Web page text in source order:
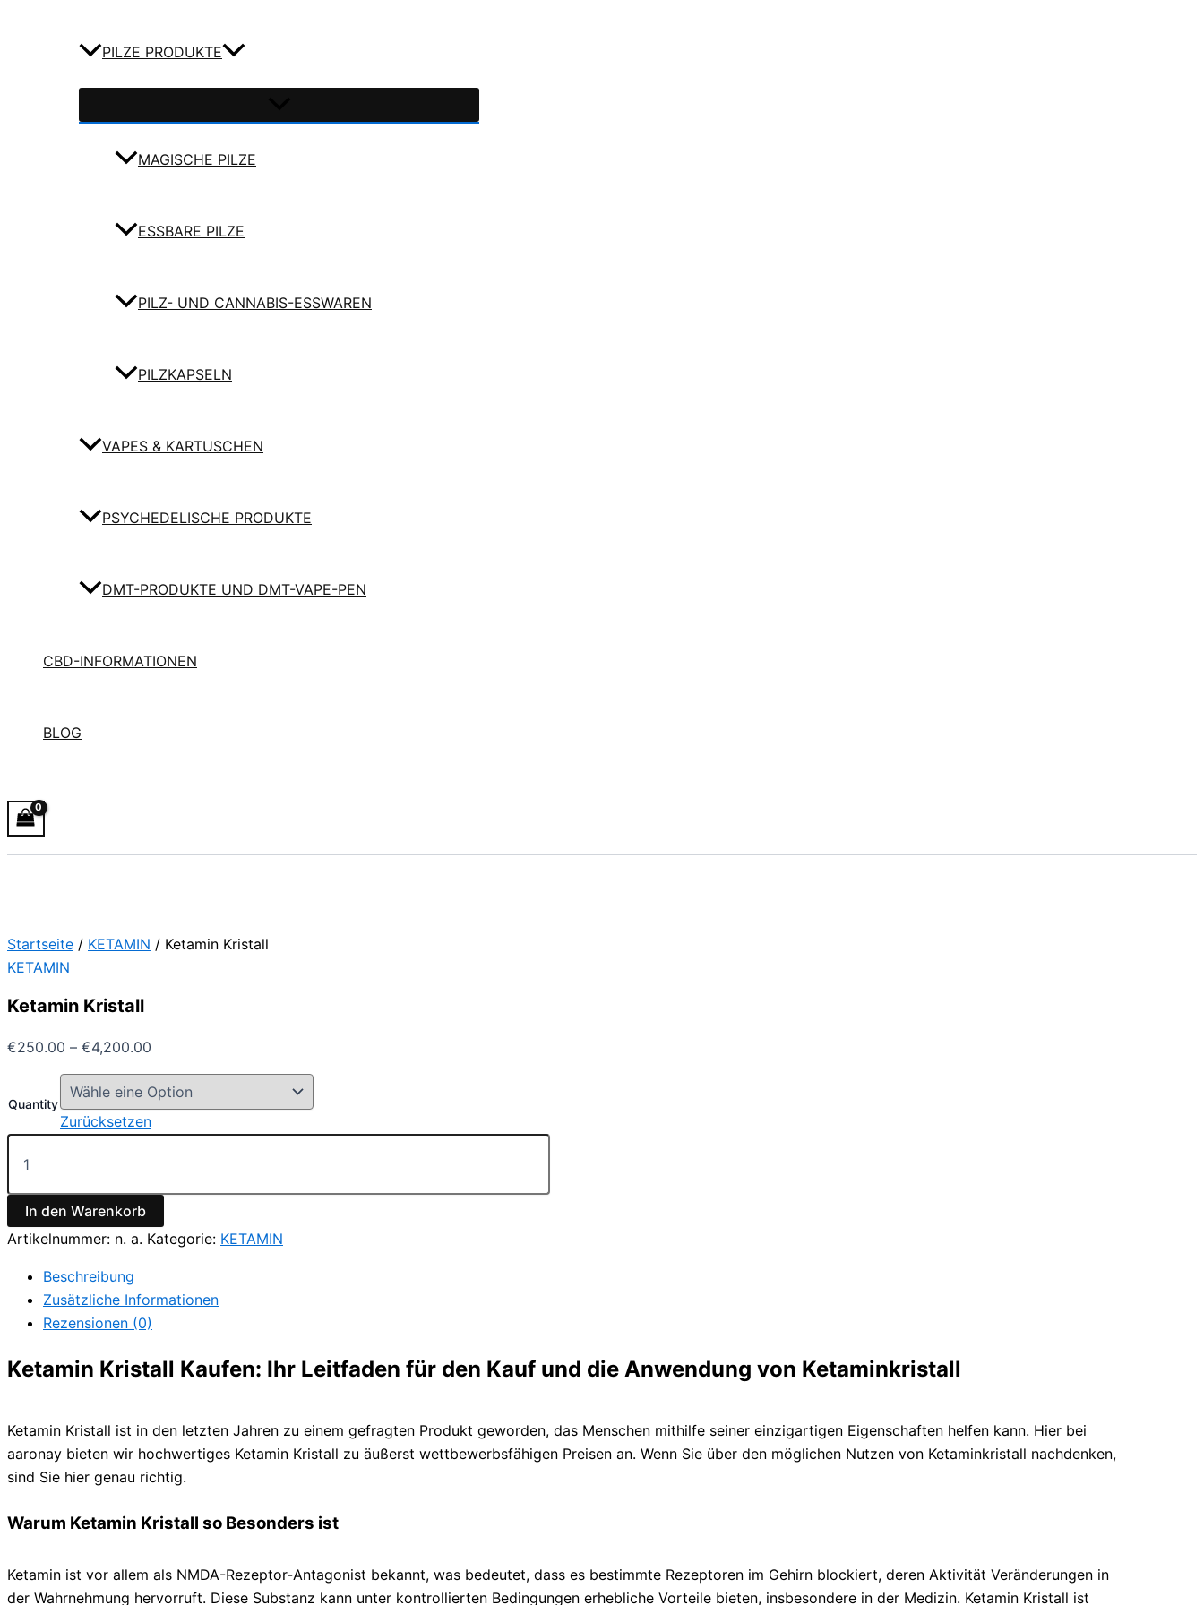
PILZE PRODUKTE
MAGISCHE PILZE
ESSBARE PILZE
PILZ- UND CANNABIS-ESSWAREN
PILZKAPSELN
VAPES & KARTUSCHEN
PSYCHEDELISCHE PRODUKTE
DMT-PRODUKTE UND DMT-VAPE-PEN
CBD-INFORMATIONEN
BLOG
Startseite / KETAMIN / Ketamin Kristall
KETAMIN
Ketamin Kristall
€250.00 – €4,200.00
Quantity
Zurücksetzen
In den Warenkorb
Artikelnummer: n. a. Kategorie: KETAMIN
Beschreibung
Zusätzliche Informationen
Rezensionen (0)
Ketamin Kristall Kaufen: Ihr Leitfaden für den Kauf und die Anwendung von Ketaminkristall
Ketamin Kristall ist in den letzten Jahren zu einem gefragten Produkt geworden, das Menschen mithilfe seiner einzigartigen Eigenschaften helfen kann. Hier bei
aaronay bieten wir hochwertiges Ketamin Kristall zu äußerst wettbewerbsfähigen Preisen an. Wenn Sie über den möglichen Nutzen von Ketaminkristall nachdenken,
sind Sie hier genau richtig.
Warum Ketamin Kristall so Besonders ist
Ketamin ist vor allem als NMDA-Rezeptor-Antagonist bekannt, was bedeutet, dass es bestimmte Rezeptoren im Gehirn blockiert, deren Aktivität Veränderungen in
der Wahrnehmung hervorruft. Diese Substanz kann unter kontrollierten Bedingungen erhebliche Vorteile bieten, insbesondere in der Medizin. Ketamin Kristall ist